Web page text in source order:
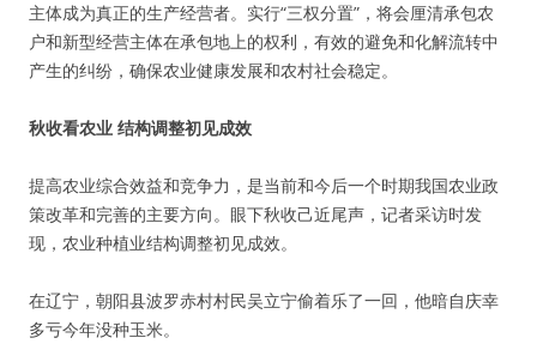
主体成为真正的生产经营者。实行“三权分置”，将会厘清承包农
户和新型经营主体在承包地上的权利，有效的避免和化解流转中
产生的纠纷，确保农业健康发展和农村社会稳定。
秋收看农业 结构调整初见成效
提高农业综合效益和竞争力，是当前和今后一个时期我国农业政
策改革和完善的主要方向。眼下秋收己近尾声，记者采访时发
现，农业种植业结构调整初见成效。
在辽宁，朝阳县波罗赤村村民吴立宁偷着乐了一回，他暗自庆幸
多亏今年没种玉米。